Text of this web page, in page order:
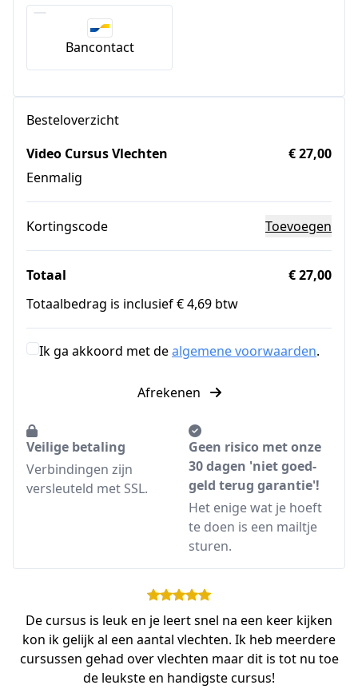
Bancontact
Besteloverzicht
Video Cursus Vlechten
Eenmalig
€ 27,00
Kortingscode Toevoegen
Totaal
€ 27,00
Totaalbedrag is inclusief € 4,69 btw
Ik ga akkoord met dealgemene voorwaarden.
Afrekenen
Veilige betaling
Verbindingen zijn
versleuteld met SSL.
Geen risico met onze
30 dagen 'niet goed-
geld terug garantie'!
Het enige wat je hoeft
te doen is een mailtje
sturen.
De cursus is leuk en je leert snel na een keer kijken
kon ik gelijk al een aantal vlechten. Ik heb meerdere
cursussen gehad over vlechten maar dit is tot nu toe
de leukste en handigste cursus!